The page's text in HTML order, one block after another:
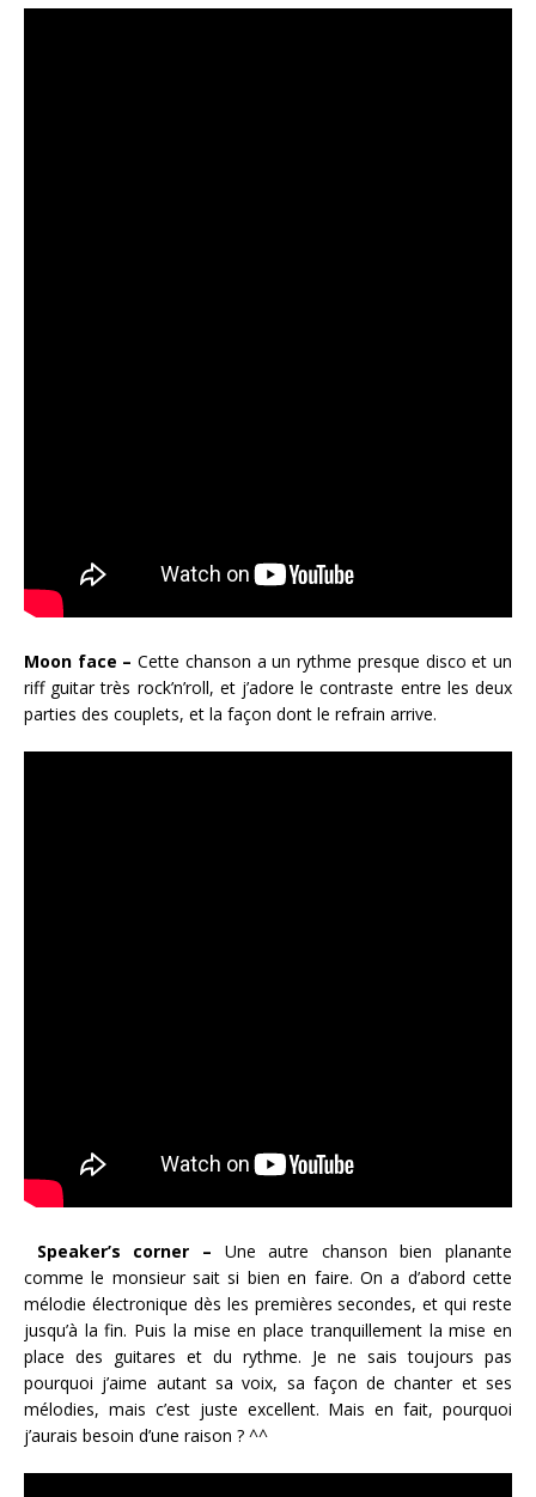
Moon face – Cette chanson a un rythme presque disco et un
riff guitar très rock’n’roll, et j’adore le contraste entre les deux
parties des couplets, et la façon dont le refrain arrive.
Speaker’s corner – Une autre chanson bien planante
comme le monsieur sait si bien en faire. On a d’abord cette
mélodie électronique dès les premières secondes, et qui reste
jusqu’à la fin. Puis la mise en place tranquillement la mise en
place des guitares et du rythme. Je ne sais toujours pas
pourquoi j’aime autant sa voix, sa façon de chanter et ses
mélodies, mais c’est juste excellent. Mais en fait, pourquoi
j’aurais besoin d’une raison ? ^^